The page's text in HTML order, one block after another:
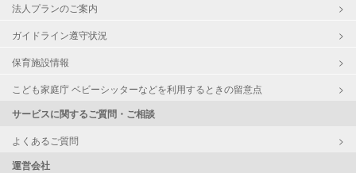
法人プランのご案内
ガイドライン遵守状況
保育施設情報
こども家庭庁 ベビーシッターなどを利用するときの留意点
サービスに関するご質問・ご相談
よくあるご質問
運営会社